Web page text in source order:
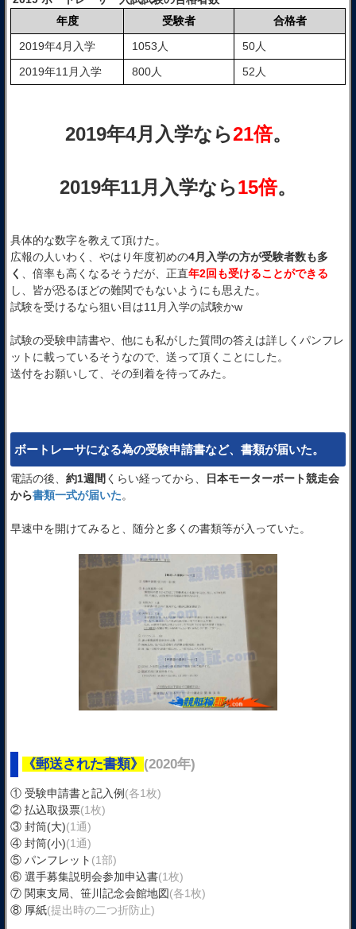
年度
受験者
合格者
2019年4月入学
1053人
50人
2019年11月入学
800人 52人
2019年4月入学なら21倍。
2019年11月入学なら15倍。
具体的な数字を教えて頂けた。
広報の人いわく、やはり年度初めの4月入学の方が受験者数も多
く
、倍率も高くなるそうだが、正直年2回も受けることができる
し、皆が恐るほどの難関でもないようにも思えた。
試験を受けるなら狙い目は11月入学の試験かw
試験の受験申請書や、他にも私がした質問の答えは詳しくパンフレ
ットに載っているそうなので、送って頂くことにした。
送付をお願いして、その到着を待ってみた。
ボートレーサになる為の受験申請書など、書類が届いた。
電話の後、 約1週間 くらい経ってから、
日本モーターボート競走会
から書類一式が届いた。
早速中を開けてみると、随分と多くの書類等が入っていた。
《郵送された書類》 (2020年)
① 受験申請書と記入例 (各1枚)
② 払込取扱票(1枚)
③ 封筒(大)(1通)
④ 封筒(小)(1通)
⑤ パンフレット (1部)
⑥ 選手募集説明会参加申込書(1枚)
⑦ 関東支局、笹川記念会館地図(各1枚)
⑧ 厚紙(提出時の二つ折防止)